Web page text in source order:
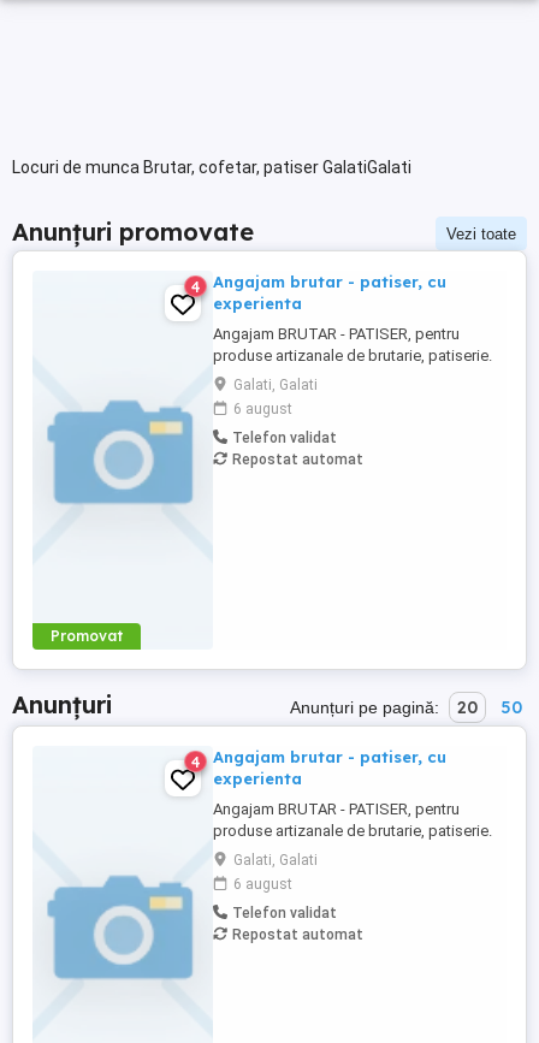
Locuri de munca Brutar, cofetar, patiser GalatiGalati
Anunțuri promovate Vezi toate
Promovat
4
Angajam brutar - patiser, cu
experienta
Angajam BRUTAR - PATISER, pentru
produse artizanale de brutarie, patiserie.
Cautam persoane cu experienta. Ne dorim
persoane serioase, atente la detalii, cu
respect pentru igiena, calitate si meseria
bine facuta. Punem pret pe produse
autentice realizate cu grija si
Galati, Galati
6 august
Telefon validat
Repostat automat
Anunțuri Anunțuri pe pagină: 20 50
4
Angajam brutar - patiser, cu
experienta
Angajam BRUTAR - PATISER, pentru
produse artizanale de brutarie, patiserie.
Cautam persoane cu experienta. Ne dorim
persoane serioase, atente la detalii, cu
respect pentru igiena, calitate si meseria
bine facuta. Punem pret pe produse
autentice realizate cu grija si
Galati, Galati
6 august
Telefon validat
Repostat automat